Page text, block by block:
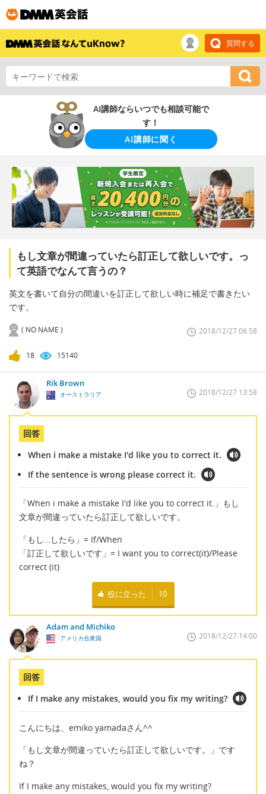
質問する
AI講師ならいつでも相談可能で
す！
AI講師に聞く
もし文章が間違っていたら訂正して欲しいです。っ
て英語でなんて言うの？
英文を書いて自分の間違いを訂正して欲しい時に補足で書きたい
です。
( NO NAME ) 2018/12/27 06:58
18 15140
Rik Brown
オーストラリア 2018/12/27 13:58
回答
When i make a mistake I'd like you to correct it.
If the sentence is wrong please correct it.
「When i make a mistake I'd like you to correct it.」もし
文章が間違っていたら訂正して欲しいです。
「もし…したら」= If/When
「訂正して欲しいです」= I want you to correct(it)/Please
correct (it)
役に立った 10
Adam and Michiko
アメリカ合衆国 2018/12/27 14:00
回答
If I make any mistakes, would you fix my writing?
こんにちは、emiko yamadaさん^^
「もし文章が間違っていたら訂正して欲しいです。」です
ね？
If I make any mistakes, would you fix my writing?